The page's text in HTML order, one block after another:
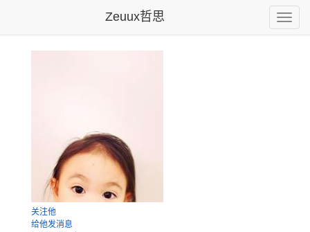
Toggle
Zeuux哲思
关注他
给他发消息